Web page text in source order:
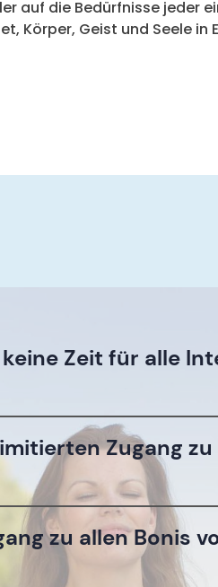
auf die Bedürfnisse jeder
Körper, Geist und Seele in
Zeit für alle
Zugang zu
zu allen Bonis